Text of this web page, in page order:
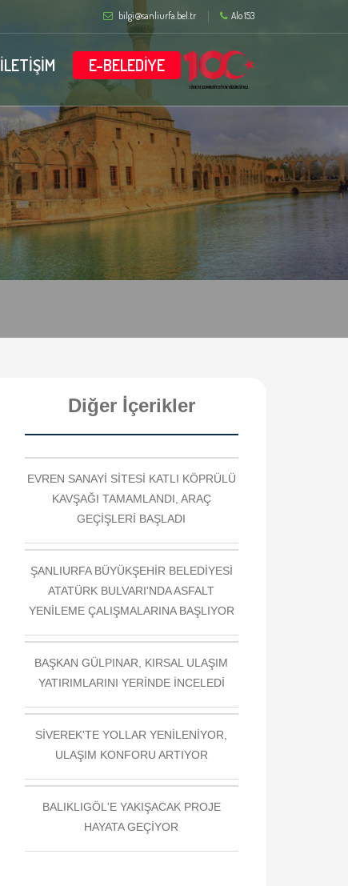
bilgi@sanliurfa.bel.tr Alo 153
İLETİŞİM E-BELEDİYE
Diğer İçerikler
EVREN SANAYİ SİTESİ KATLI KÖPRÜLÜ
KAVŞAĞI TAMAMLANDI, ARAÇ
GEÇİŞLERİ BAŞLADI
ŞANLIURFA BÜYÜKŞEHİR BELEDİYESİ
ATATÜRK BULVARI'NDA ASFALT
YENİLEME ÇALIŞMALARINA BAŞLIYOR
BAŞKAN GÜLPINAR, KIRSAL ULAŞIM
YATIRIMLARINI YERİNDE İNCELEDİ
SİVEREK'TE YOLLAR YENİLENİYOR,
ULAŞIM KONFORU ARTIYOR
BALIKLIGÖL'E YAKIŞACAK PROJE
HAYATA GEÇİYOR